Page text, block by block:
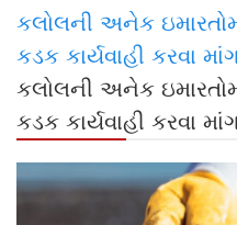
કલોલની અનેક
કડક કાર્યવાહી કરવા
કલોલની અનેક
કડક કાર્યવાહી કરવા